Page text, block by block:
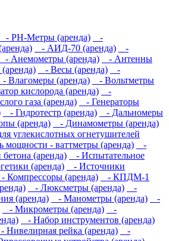
- PH-Метры (аренда)
-
- АИД-70 (аренда)
-
- Анемометры (аренда)
- Антенны
- Весы (аренда)
-
- Влагомеры (аренда)
- Вольтметры
кислорода (аренда)
-
газа (аренда)
- Генераторы
- Гидротестр (аренда)
- Дальномеры
(аренда)
- Динамометры (аренда)
углекислотных огнетушителей
мощности - ваттметры (аренда)
-
(аренда)
- Испытательное
(аренда)
- Источники
- Компрессоры (аренда)
- КПДМ-1
- Люксметры (аренда)
-
(аренда)
- Манометры (аренда)
-
- Микрометры (аренда)
-
- Набор инструментов (аренда)
Нивелирная рейка (аренда)
-